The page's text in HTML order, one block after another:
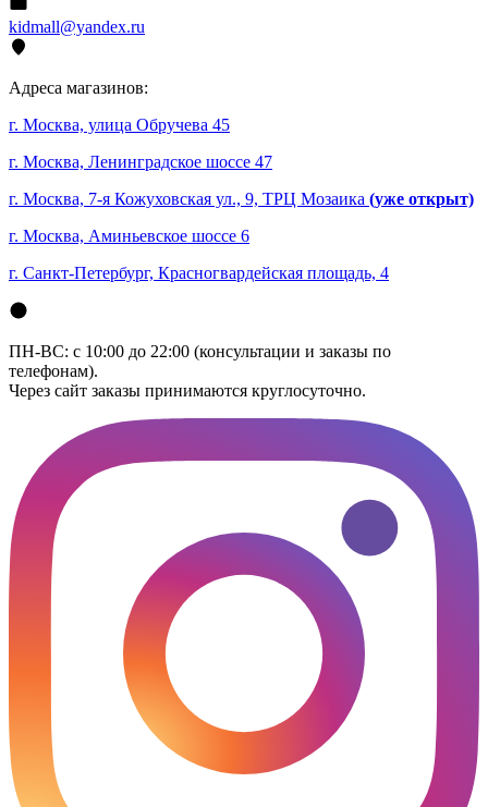
kidmall@yandex.ru
Адреса магазинов:
г. Москва, улица Обручева 45
г. Москва, Ленинградское шоссе 47
г. Москва, 7-я Кожуховская ул., 9, ТРЦ Мозаика (уже открыт)
г. Москва, Аминьевское шоссе 6
г. Санкт-Петербург, Красногвардейская площадь, 4
ПН-ВС: с 10:00 до 22:00 (консультации и заказы по
телефонам).
Через сайт заказы принимаются круглосуточно.